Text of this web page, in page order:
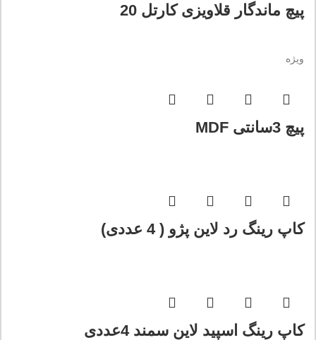
پیچ ماندگار قلاویزی کارتل 20
ویژه
پیچ 3سانتی MDF
کاپ رینگ رد لاین پژو ( 4 عددی)
کاپ رینگ اسپید لاین سمند 4عددی